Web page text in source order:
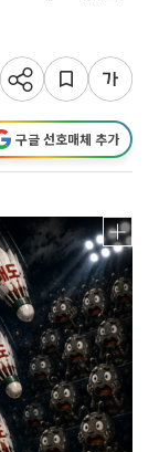
구글 선호매체 추가